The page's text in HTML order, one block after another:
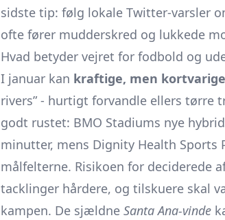
sidste tip: følg lokale Twitter-varsler
ofte fører mudderskred og lukkede
Hvad betyder vejret for fodbold og
I januar kan kraftige, men
rivers” - hurtigt forvandle ellers tørre
godt rustet: BMO Stadiums nye
minutter, mens Dignity Health
målfelterne. Risikoen for deciderede
tacklinger hårdere, og tilskuere skal
kampen. De sjældne Santa Ana-vinde